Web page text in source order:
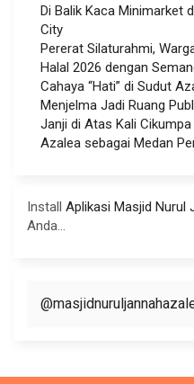
Di Balik Kaca Minimarket
City
Pererat Silaturahmi,
Halal 2026 dengan
Cahaya “Hati” di Sudut
Menjelma Jadi Ruang
Janji di Atas Kali Cikumpa
Azalea sebagai Medan
Install Aplikasi Masjid Nurul
Anda...